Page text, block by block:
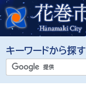
キーワードから探す